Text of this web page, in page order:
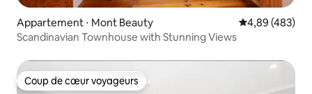
Appartement ⋅ Mont Beauty Évaluation
4,89 (483)
Scandinavian Townhouse with Stunning Views
Coup de cœur voyageurs
Coup de cœur voyageurs